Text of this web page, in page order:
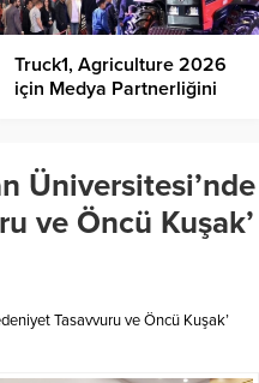
Truck1, Agriculture 2026
için Medya Partnerliğini
Üniversitesi’nde
ve Öncü Kuşak’
Tasavvuru ve Öncü Kuşak’